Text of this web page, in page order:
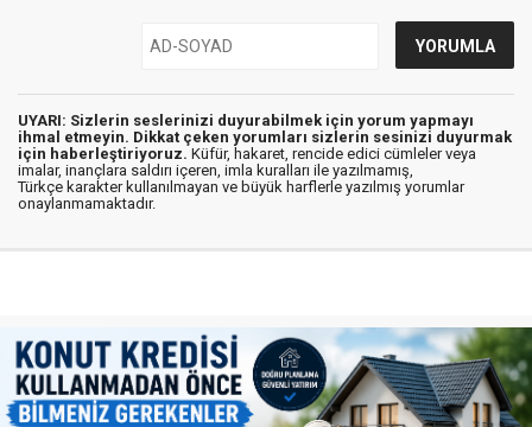
UYARI: Sizlerin seslerinizi duyurabilmek için yorum yapmayı
ihmal etmeyin. Dikkat çeken yorumları sizlerin sesinizi duyurmak
için haberleştiriyoruz. Küfür, hakaret, rencide edici cümleler veya
imalar, inançlara saldırı içeren, imla kuralları ile yazılmamış,
Türkçe karakter kullanılmayan ve büyük harflerle yazılmış yorumlar
onaylanmamaktadır.